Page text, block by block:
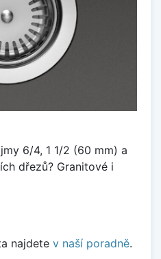
6/4, 1 1/2 (60 mm) a
dřezů? Granitové i
najdete v naší poradně.